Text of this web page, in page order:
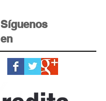
Síguenos
en